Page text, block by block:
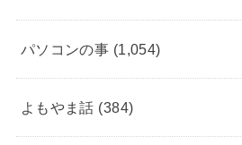
パソコンの事 (1,054)
よもやま話 (384)